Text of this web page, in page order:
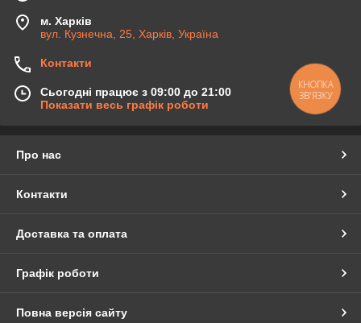
м. Харків
вул. Кузнечна, 25, Харків, Україна
Контакти
Сьогодні працює з 09:00 до 21:00
Показати весь графік роботи
Про нас
Контакти
Доставка та оплата
Графік роботи
Повна версія сайту
КНОПКА
ЗВ'ЯЗКУ